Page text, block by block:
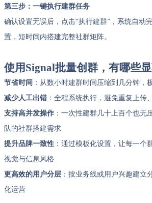
第三步：一键执行建群任务
确认设置无误后，点击“执行建群”，系统自动
置，短时间内搭建完整社群矩阵。
使用Signal批量创群，有哪些
节省时间 ：从数小时建群时间压缩到几分钟，
减少人工出错 ：全程系统执行，避免重复上传
支持高并发操作 ：一次性建群几十上百个也无
队的社群搭建需求
提升品牌一致性 ：通过模板化设置，让每一个
视觉与信息风格
更高效的用户分层 ：按业务线或用户兴趣建立
化运营